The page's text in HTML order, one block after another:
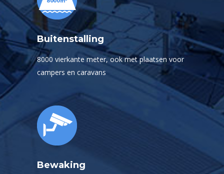
Buitenstalling
8000 vierkante meter, ook met plaatsen voor
campers en caravans
Bewaking